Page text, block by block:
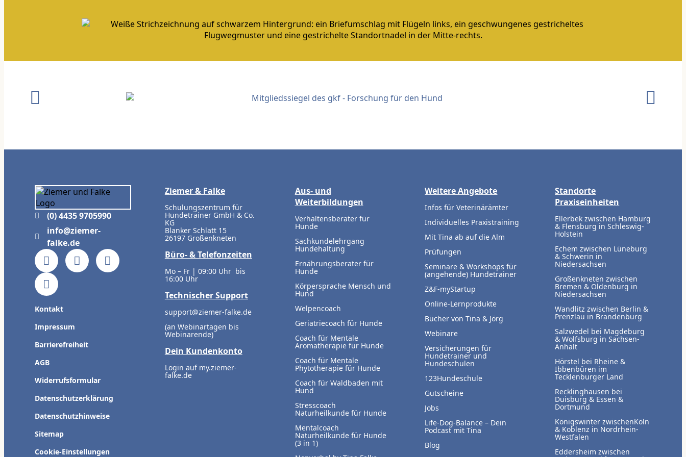
(0) 4435 9705990
info@ziemer-
falke.de
Kontakt
Impressum
Barrierefreiheit
AGB
Widerrufsformular
Datenschutzerklärung
Datenschutzhinweise
Sitemap
Cookie-Einstellungen
Ziemer & Falke
Schulungszentrum für
Hundetrainer GmbH & Co.
KG
Blanker Schlatt 15
26197 Großenkneten
Büro- & Telefonzeiten
Mo – Fr | 09:00 Uhr bis
16:00 Uhr
Technischer Support
support@ziemer-falke.de
(an Webinartagen bis
Webinarende)
Dein Kundenkonto
Login auf my.ziemer-
falke.de
Aus- und
Weiterbildungen
Verhaltensberater für
Hunde
Sachkundelehrgang
Hundehaltung
Ernährungsberater für
Hunde
Körpersprache Mensch und
Hund
Welpencoach
Geriatriecoach für Hunde
Coach für Mentale
Aromatherapie für Hunde
Coach für Mentale
Phytotherapie für Hunde
Coach für Waldbaden mit
Hund
Stresscoach
Naturheilkunde für Hunde
Mentalcoach
Naturheilkunde für Hunde
(3 in 1)
Weitere Angebote
Infos für Veterinärämter
Individuelles Praxistraining
Mit Tina ab auf die Alm
Prüfungen
Seminare & Workshops für
(angehende) Hundetrainer
Z&F-myStartup
Online-Lernprodukte
Bücher von Tina & Jörg
Webinare
Versicherungen für
Hundetrainer und
Hundeschulen
123Hundeschule
Gutscheine
Jobs
Life-Dog-Balance – Dein
Podcast mit Tina
Blog
Standorte
Praxiseinheiten
Ellerbek zwischen Hamburg
& Flensburg in Schleswig-
Holstein
Echem zwischen Lüneburg
& Schwerin in
Niedersachsen
Großenkneten zwischen
Bremen & Oldenburg in
Niedersachsen
Wandlitz zwischen Berlin &
Prenzlau in Brandenburg
Salzwedel bei Magdeburg
& Wolfsburg in Sachsen-
Anhalt
Hörstel bei Rheine &
Ibbenbüren im
Tecklenburger Land
Recklinghausen bei
Duisburg & Essen &
Dortmund
Königswinter zwischenKöln
& Koblenz in Nordrhein-
Westfalen
Eddersheim zwischen